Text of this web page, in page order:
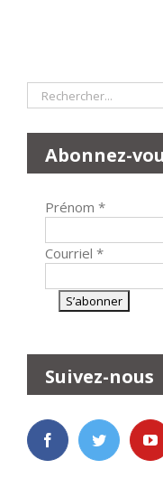
Rechercher:
Abonnez-
Prénom *
Courriel *
Suivez-nous